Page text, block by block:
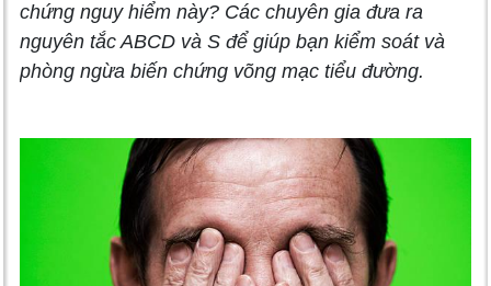
chứng nguy hiểm này? Các chuyên gia đưa ra
nguyên tắc ABCD và S để giúp bạn kiểm soát và
phòng ngừa biến chứng võng mạc tiểu đường.